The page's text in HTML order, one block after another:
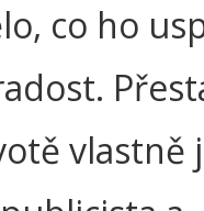
co ho
vlastně